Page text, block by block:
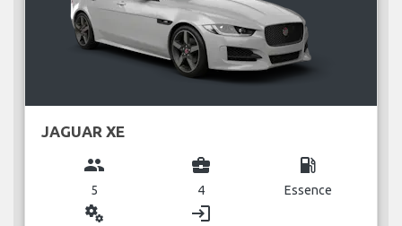
JAGUAR XE
group
5
business_center
4
local_gas_station
Essence
miscellaneous_services login